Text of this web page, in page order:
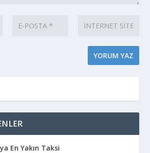
En Yakın Taksi